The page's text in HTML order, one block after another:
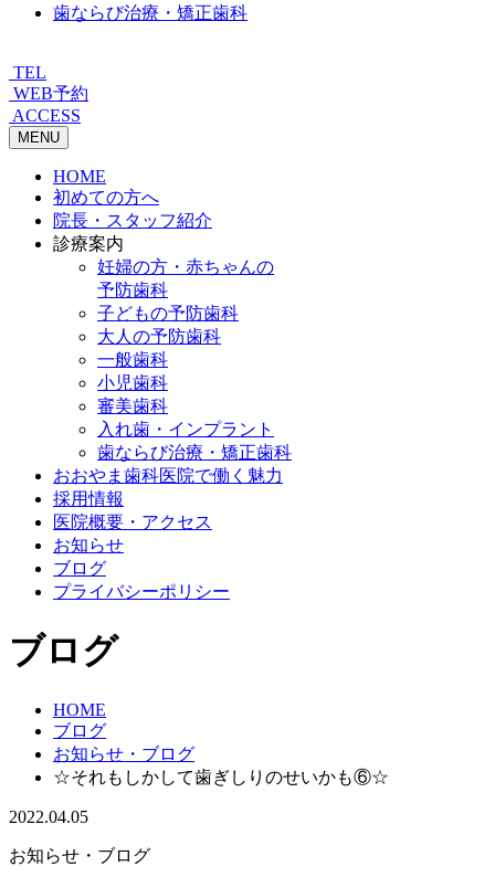
歯ならび治療・矯正歯科
TEL
WEB予約
ACCESS
MENU
HOME
初めての方へ
院長・スタッフ紹介
診療案内
妊婦の方・赤ちゃんの
予防歯科
子どもの予防歯科
大人の予防歯科
一般歯科
小児歯科
審美歯科
入れ歯・インプラント
歯ならび治療・矯正歯科
おおやま歯科医院で働く魅力
採用情報
医院概要・アクセス
お知らせ
ブログ
プライバシーポリシー
ブログ
HOME
ブログ
お知らせ・ブログ
☆それもしかして歯ぎしりのせいかも⑥☆
2022.04.05
お知らせ・ブログ